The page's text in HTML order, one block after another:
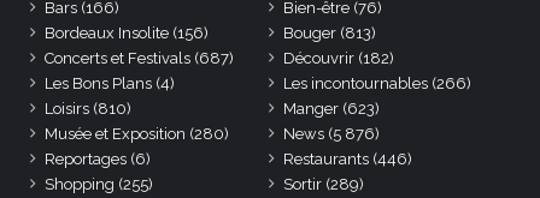
Bars (166) Bien-être (76)
Bordeaux Insolite (156) Bouger (813)
Concerts et Festivals (687) Découvrir (182)
Les Bons Plans (4) Les incontournables (266)
Loisirs (810) Manger (623)
Musée et Exposition (280) News (5 876)
Reportages (6) Restaurants (446)
Shopping (255) Sortir (289)